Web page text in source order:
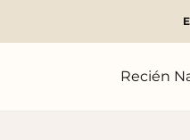
Recién